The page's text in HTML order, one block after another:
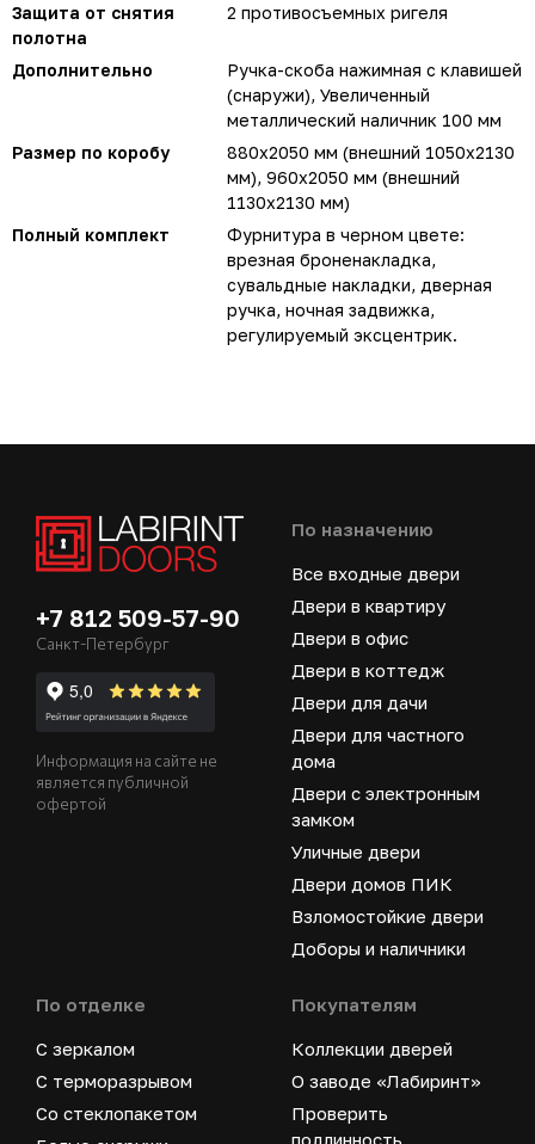
Защита от снятия
полотна
2 противосъемных ригеля
Дополнительно
Ручка-скоба нажимная с клавишей
(снаружи), Увеличенный
металлический наличник 100 мм
Размер по коробу
880х2050 мм (внешний 1050х2130
мм), 960х2050 мм (внешний
1130х2130 мм)
Полный комплект
Фурнитура в черном цвете:
врезная броненакладка,
сувальдные накладки, дверная
ручка, ночная задвижка,
регулируемый эксцентрик.
+7 812 509-57-90
Санкт-Петербург
Информация на сайте не
является публичной
офертой
По назначению
Все входные двери
Двери в квартиру
Двери в офис
Двери в коттедж
Двери для дачи
Двери для частного
дома
Двери с электронным
замком
Уличные двери
Двери домов ПИК
Взломостойкие двери
Доборы и наличники
По отделке
С зеркалом
С терморазрывом
Со стеклопакетом
Покупателям
Коллекции дверей
О заводе «Лабиринт»
Проверить
подлинность